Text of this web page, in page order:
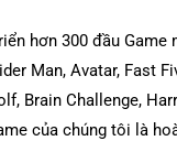
hơn 300 đầu
Man, Avatar, Fast
Brain Challenge,
của chúng tôi là